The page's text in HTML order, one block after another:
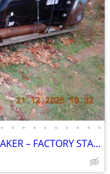
• • • • • • • • • •
OKADA ORV7500 HYDRAULIC BREAKER – FACTORY STAGE 2 2023 REBUILD